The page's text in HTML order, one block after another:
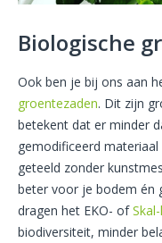
Biologische
Ook ben je bij ons aan
groentezaden. Dit zijn
betekent dat er minder
gemodificeerd
geteeld zonder
beter voor je bodem én
dragen het EKO- of
biodiversiteit, minder